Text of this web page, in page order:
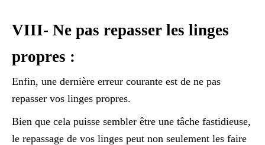
VIII- Ne pas repasser les linges
propres :
Enfin, une dernière erreur courante est de ne pas
repasser vos linges propres.
Bien que cela puisse sembler être une tâche fastidieuse,
le repassage de vos linges peut non seulement les faire